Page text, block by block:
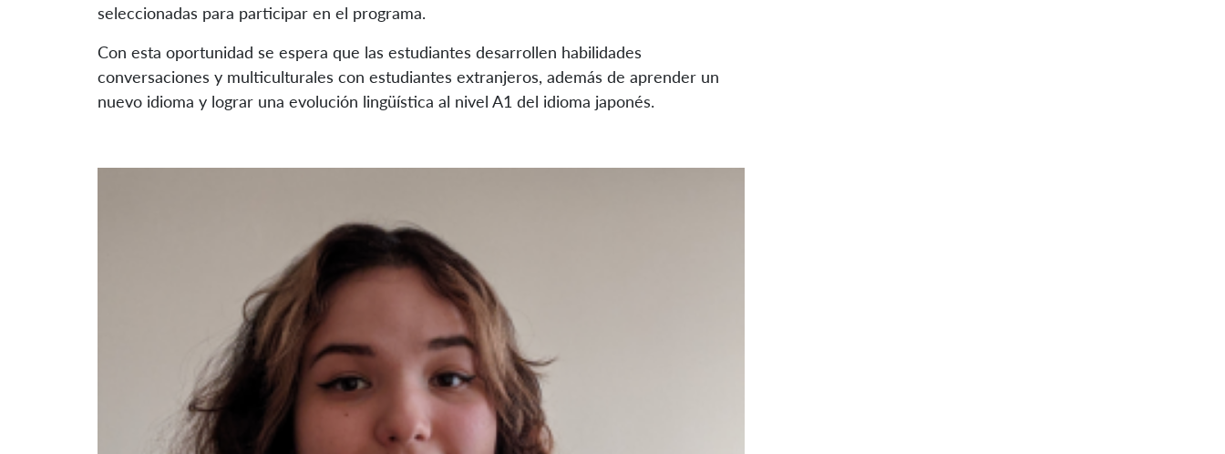
seleccionadas para participar en el programa.
Con esta oportunidad se espera que las estudiantes desarrollen habilidades
conversaciones y multiculturales con estudiantes extranjeros, además de aprender un
nuevo idioma y lograr una evolución lingüística al nivel A1 del idioma japonés.